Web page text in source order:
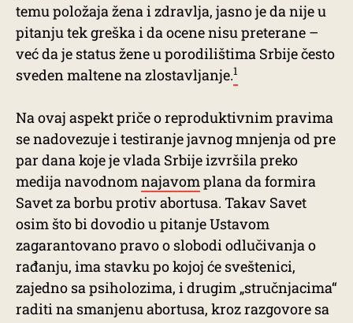
temu položaja žena i zdravlja, jasno je da nije u
pitanju tek greška i da ocene nisu preterane –
već da je status žene u porodilištima Srbije često
sveden maltene na zlostavljanje.1
Na ovaj aspekt priče o reproduktivnim pravima
se nadovezuje i testiranje javnog mnjenja od pre
par dana koje je vlada Srbije izvršila preko
medija navodnomnajavomplana da formira
Savet za borbu protiv abortusa. Takav Savet
osim što bi dovodio u pitanje Ustavom
zagarantovano pravo o slobodi odlučivanja o
rađanju, ima stavku po kojoj će sveštenici,
zajedno sa psiholozima, i drugim „stručnjacima“
raditi na smanjenu abortusa, kroz razgovore sa